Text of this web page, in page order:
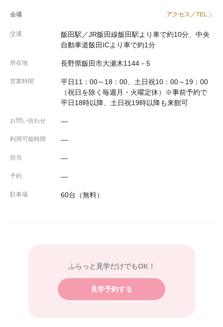
会場 アクセス／TEL
交通
飯田駅／JR飯田線飯田駅より車で約10分、中央
自動車道飯田ICより車で約1分
所在地 長野県飯田市大瀬木1144－5
営業時間
平日11：00～18：00、土日祝10：00～19：00
（祝日を除く毎週月・火曜定休）※事前予約で
平日18時以降、土日祝19時以降も来館可
お問い合わせ ―
利用可能時間 ―
担当 ―
予約 ―
駐車場 60台（無料）
ふらっと見学だけでもOK！
見学予約する